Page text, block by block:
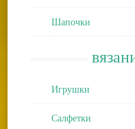
Шапочки
Игрушки
Салфетки